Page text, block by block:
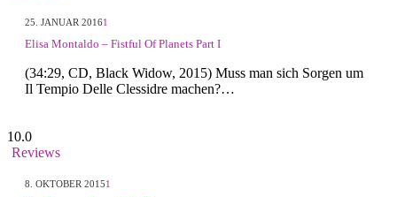
25. JANUAR 20161
Elisa Montaldo – Fistful Of Planets Part I
(34:29, CD, Black Widow, 2015) Muss man sich Sorgen um
Il Tempio Delle Clessidre machen?…
10.0
Reviews
8. OKTOBER 20151